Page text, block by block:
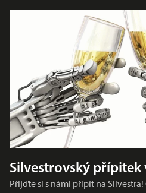
Silvestrovský přípitek
Přijďte si s námi připít na Silvestra!